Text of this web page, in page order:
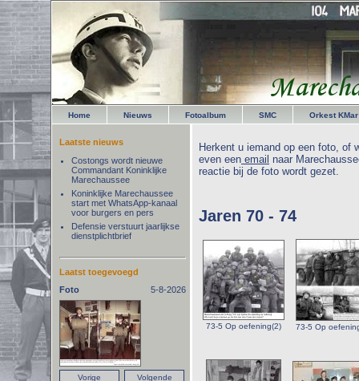
Home Nieuws Fotoalbum SMC Orkest KMar
Herkent u iemand op een foto, of
even een email naar
reactie bij de foto wordt gezet.
Jaren 70 - 74
73-5 Op oefening(2) 73-5 Op
Laatste nieuws
Costongs wordt nieuwe
Commandant Koninklijke
Marechaussee
Koninklijke Marechaussee
start met WhatsApp-kanaal
voor burgers en pers
Defensie verstuurt jaarlijkse
dienstplichtbrief
Laatst toegevoegd
Foto
5-8-2026